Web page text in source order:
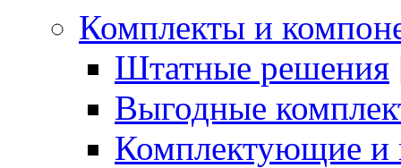
Комплекты и
Штатные решения
Выгодные
Комплектующие и